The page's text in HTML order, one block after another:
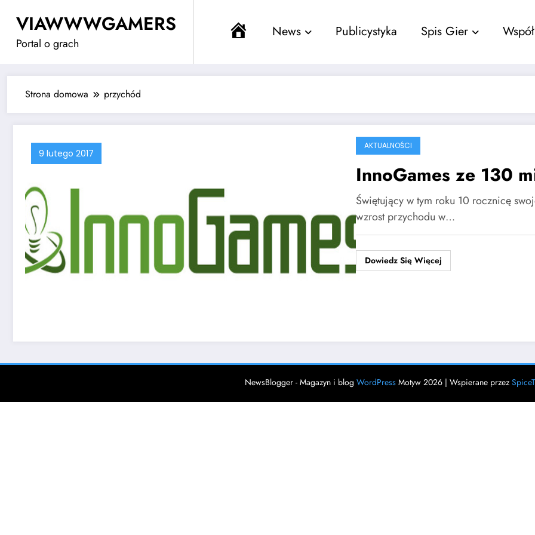
treści
VIAWWWGAMERS
Portal o grach
MenuNews Publicystyka Spis Gier
Strona domowa przychód
9 lutego 2017
AKTUALNOŚCI
InnoGames ze 130
Świętujący w tym roku 10 rocznicę
wzrost przychodu w…
Dowiedz Się Więcej
NewsBlogger - Magazyn i blog WordPressMotyw 2026 | Wspierane przez